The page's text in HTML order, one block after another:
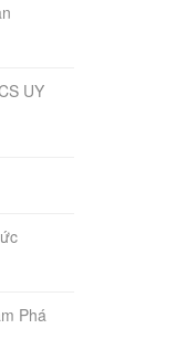
UY
Phá